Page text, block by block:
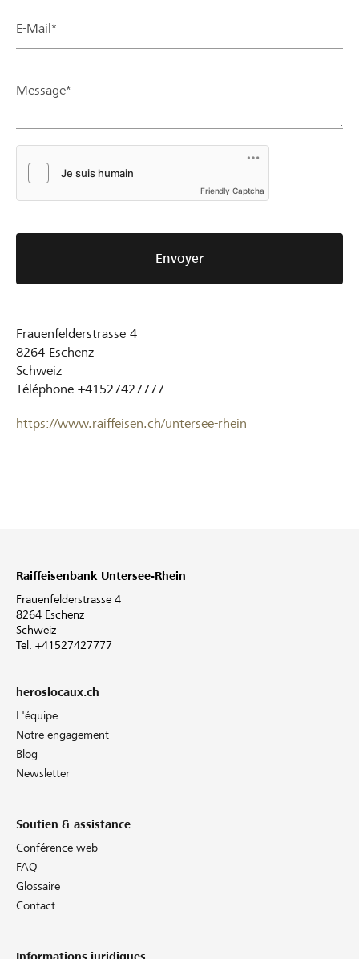
E-Mail*
Message*
Friendly Captcha
Envoyer
Frauenfelderstrasse 4
8264 Eschenz
Schweiz
Téléphone +41527427777
https://www.raiffeisen.ch/untersee-rhein
Raiffeisenbank Untersee-Rhein
Frauenfelderstrasse 4
8264 Eschenz
Schweiz
Tel. +41527427777
heroslocaux.ch
L'équipe
Notre engagement
Blog
Newsletter
Soutien & assistance
Conférence web
FAQ
Glossaire
Contact
Informations juridiques